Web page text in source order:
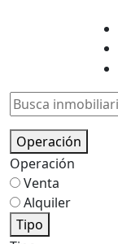
Operación
Operación
Venta
Alquiler
Tipo